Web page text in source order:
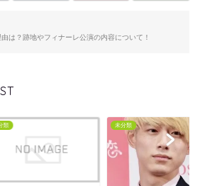
は？跡地やフィナーレ公演の内容について！
類 未分類